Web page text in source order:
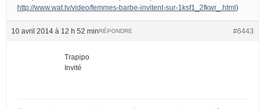
http://www.wat.tv/video/femmes-barbe-invitent-sur-1ksf1_2fkwr_.html)
10 avril 2014 à 12 h 52 min #6443
RÉPONDRE
Trapipo
Invité